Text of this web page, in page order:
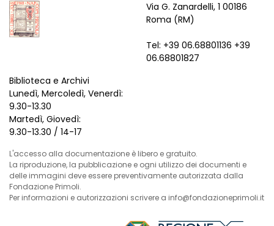
Via G. Zanardelli, 1 00186
Roma (RM)
Tel: +39 06.68801136 +39
06.68801827
Biblioteca e Archivi
Lunedì, Mercoledì, Venerdì:
9.30-13.30
Martedì, Giovedì:
9.30-13.30 / 14-17
L'accesso alla documentazione è libero e gratuito.
La riproduzione, la pubblicazione e ogni utilizzo dei documenti e
delle immagini deve essere preventivamente autorizzata dalla
Fondazione Primoli.
Per informazioni e autorizzazioni scrivere a info@fondazioneprimoli.it